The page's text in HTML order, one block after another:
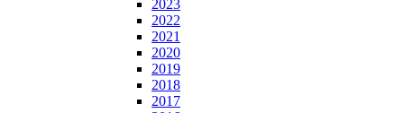
2023
2022
2021
2020
2019
2018
2017